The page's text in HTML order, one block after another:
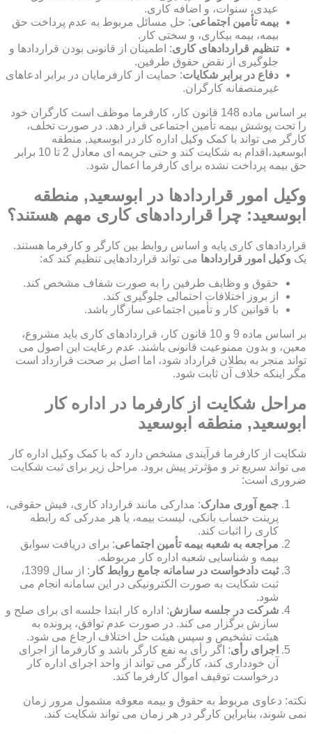
عیدی، سنوات، و اضافه کاری.
بیمه تأمین اجتماعی: حل مسائل مربوط به عدم پرداخت حق
بیمه، بیمه بیکاری، و سختی کار.
تنظیم قراردادهای کاری: اطمینان از قانونی بودن قراردادها و
جلوگیری از نقض حقوق طرفین.
دفاع در برابر شکایات: حمایت از کارفرمایان در برابر ادعاهای
غیرمنصفانه کارگران.
بر اساس ماده 148 قانون کار، کارفرما موظف است کارگران خود
را تحت پوشش بیمه تأمین اجتماعی قرار دهد. در صورت تخلف،
کارگر می تواند با کمک وکیل اداره کار در ابوسعید, منطقه
ابوسعید،اقدام به شکایت کند و حتی جریمه ای معادل 2 تا 10 برابر
حق بیمه پرداخت نشده برای کارفرما اعمال شود.
وکیل امور قراردادها در ابوسعید, منطقه
ابوسعید: چرا قراردادهای کاری مهم هستند؟
قراردادهای کاری پایه و اساس روابط بین کارگر و کارفرما هستند.
یک وکیل امور قراردادها می تواند قراردادهایی تنظیم کند که:
حقوق و وظایف طرفین را به صورت شفاف مشخص کند.
از بروز اختلافات احتمالی جلوگیری کند.
با قوانین کار و تأمین اجتماعی سازگار باشد.
بر اساس ماده 9 و 10 قانون کار، قراردادهای کاری باید مشروع،
معین، و بدون ممنوعیت قانونی باشند. عدم رعایت این اصول می
تواند منجر به بطلان قرارداد شود، اما اصل بر صحت قرارداد است
مگر اینکه خلاف آن ثابت شود.
مراحل شکایت از کارفرما در اداره کار
ابوسعید, منطقه ابوسعید
شکایت از کارفرما فرآیندی مشخص دارد که با کمک وکیل اداره کار
می تواند سریع تر و مؤثرتر پیش برود. مراحل زیر برای ثبت شکایت
ضروری است:
جمع آوری مدارک: مدارکی مانند قرارداد کاری، فیش حقوقی،
پرینت حساب بانکی، لیست بیمه، یا هر مدرکی که رابطه
کاری را اثبات کند.
مراجعه به شعبه بیمه تأمین اجتماعی: برای دریافت سوابق
بیمه و شناسایی شعبه اداره کار مربوطه.
ثبت دادخواست در سامانه جامع روابط کار
: از سال 1399،
ثبت شکایت به صورت الکترونیکی در این سامانه انجام می
شود.
شرکت در جلسه سازش: اداره کار ابتدا جلسه ای برای صلح و
سازش برگزار می کند. در صورت عدم توافق، پرونده به
هیئت تشخیص و سپس هیئت حل اختلاف ارجاع می شود.
اجرای رأی: اگر رأی به نفع کارگر باشد و کارفرما از اجرای
آن خودداری کند، کارگر می تواند از واحد اجرای اداره کار
درخواست توقیف اموال کارفرما کند.
نکته: دعاوی مربوط به حقوق و بیمه معوقه مشمول مرور زمان
نمی شوند، بنابراین کارگر در هر زمان می تواند شکایت کند.